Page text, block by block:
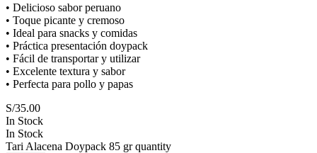
• Delicioso sabor peruano
• Toque picante y cremoso
• Ideal para snacks y comidas
• Práctica presentación doypack
• Fácil de transportar y utilizar
• Excelente textura y sabor
• Perfecta para pollo y papas
S/35.00
In Stock
In Stock
Tari Alacena Doypack 85 gr quantity